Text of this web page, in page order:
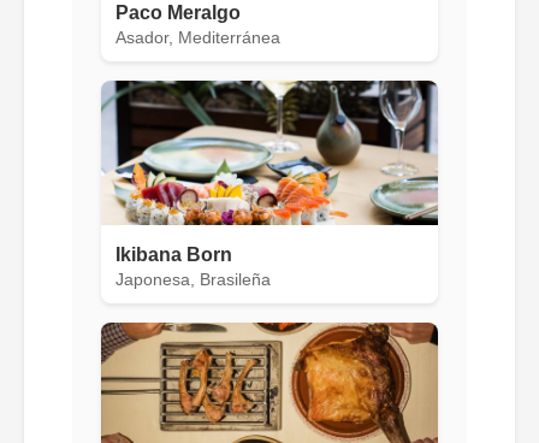
Paco Meralgo
Asador, Mediterránea
Ikibana Born
Japonesa, Brasileña